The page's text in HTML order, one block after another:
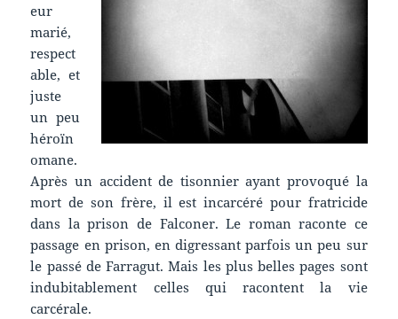
eur
marié,
respect
able, et
juste
un peu
héroïn
omane.
Après un accident de tisonnier ayant provoqué la
mort de son frère, il est incarcéré pour fratricide
dans la prison de Falconer. Le roman raconte ce
passage en prison, en digressant parfois un peu sur
le passé de Farragut. Mais les plus belles pages sont
indubitablement celles qui racontent la vie
carcérale.